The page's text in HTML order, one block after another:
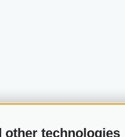
other technologies